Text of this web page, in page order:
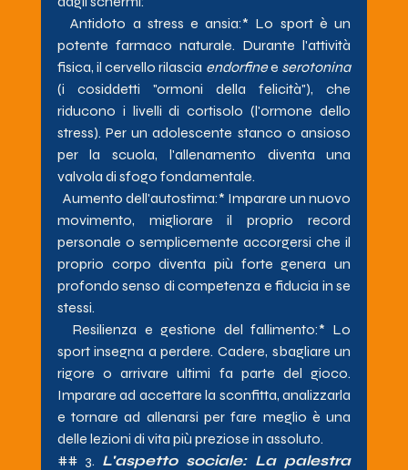
Antidoto a stress e ansia:* Lo sport è un
potente farmaco naturale. Durante l'attività
fisica, il cervello rilascia endorfine e serotonina
(i cosiddetti "ormoni della felicità"), che
riducono i livelli di cortisolo (l'ormone dello
stress). Per un adolescente stanco o ansioso
per la scuola, l'allenamento diventa una
valvola di sfogo fondamentale.
Aumento dell'autostima:* Imparare un nuovo
movimento, migliorare il proprio record
personale o semplicemente accorgersi che il
proprio corpo diventa più forte genera un
profondo senso di competenza e fiducia in se
stessi.
Resilienza e gestione del fallimento:* Lo
sport insegna a perdere. Cadere, sbagliare un
rigore o arrivare ultimi fa parte del gioco.
Imparare ad accettare la sconfitta, analizzarla
e tornare ad allenarsi per fare meglio è una
delle lezioni di vita più preziose in assoluto.
## 3. L'aspetto sociale: La palestra